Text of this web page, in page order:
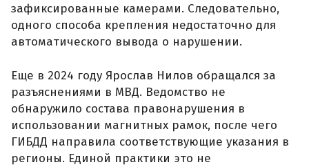
зафиксированные камерами. Следовательно,
одного способа крепления недостаточно для
автоматического вывода о нарушении.
Еще в 2024 году Ярослав Нилов обращался за
разъяснениями в МВД. Ведомство не
обнаружило состава правонарушения в
использовании магнитных рамок, после чего
ГИБДД направила соответствующие указания в
регионы. Единой практики это не